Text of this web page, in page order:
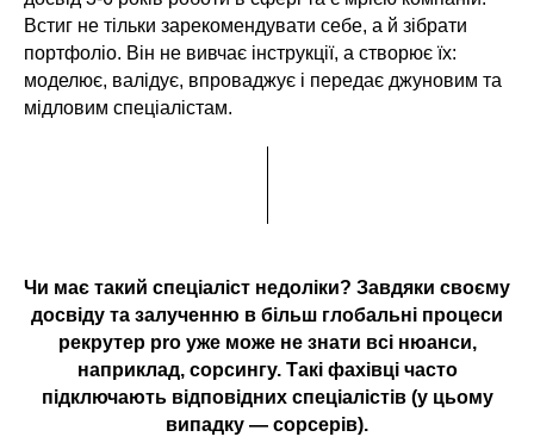
Встиг не тільки зарекомендувати себе, а й зібрати
портфоліо. Він не вивчає інструкції, а створює їх:
моделює, валідує, впроваджує і передає джуновим та
мідловим спеціалістам.
Чи має такий спеціаліст недоліки? Завдяки своєму
досвіду та залученню в більш глобальні процеси
рекрутер pro уже може не знати всі нюанси,
наприклад, сорсингу. Такі фахівці часто
підключають відповідних спеціалістів (у цьому
випадку — сорсерів).